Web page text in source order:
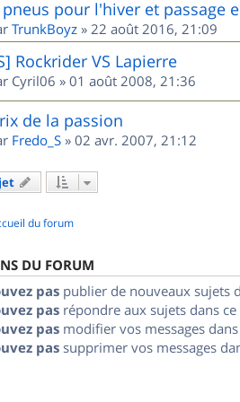
pour l'hiver et passage
TrunkBoyz » 22 août 2016, 21:09
Rockrider VS Lapierre
Cyril06 » 01 août 2008, 21:36
de la passion
Fredo_S » 02 avr. 2007, 21:12
du forum
DU FORUM
pas publier de nouveaux sujets
pas répondre aux sujets dans
pas modifier vos messages
pas supprimer vos messages